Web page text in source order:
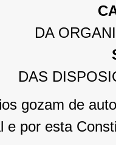
DA
DAS
gozam de
e por esta